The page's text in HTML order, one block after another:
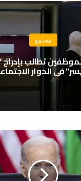
مجتمع
تطالب بإدراج
في الحوار